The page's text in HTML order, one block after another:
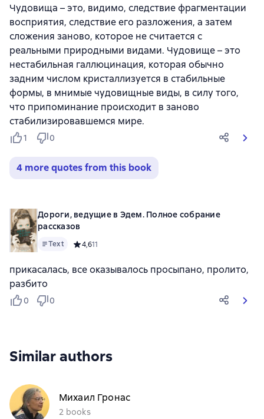
Чудовища – это, видимо, следствие фрагментации
восприятия, следствие его разложения, а затем
сложения заново, которое не считается с
реальными природными видами. Чудовище – это
нестабильная галлюцинация, которая обычно
задним числом кристаллизуется в стабильные
формы, в мнимые чудовищные виды, в силу того,
что припоминание происходит в заново
стабилизировавшемся мире.
1 0
4 more quotes from this book
Дороги, ведущие в Эдем. Полное собрание
рассказов
Text Средний рейтинг 4,6 на основе 11 оценок
4,611
прикасалась, все оказывалось просыпано, пролито,
разбито
0 0
Similar authors
Михаил Гронас
2 books